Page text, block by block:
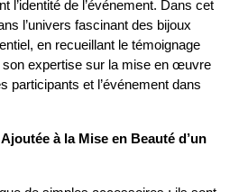
l’identité de l’événement. Dans cet
l’univers fascinant des bijoux
en recueillant le témoignage
son expertise sur la mise en œuvre
participants et l’événement dans
à la Mise en Beauté d’un